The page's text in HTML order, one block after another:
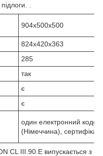
.
904х500х500
824х420х363
285
так
є
є
один електронний
(Німеччина), сертифікат
CL III.90.E випускається з